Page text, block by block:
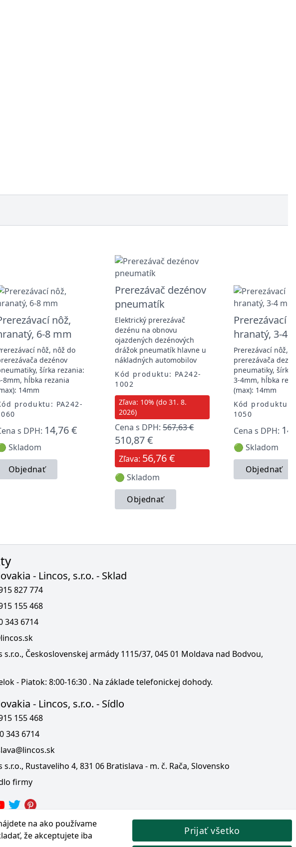
nôž,
6-8 mm
nôž, nôž do
dezénov
šírka rezania:
8mm, hĺbka rezania
14mm
produktu: PA242-
s DPH: 14,76 €
Skladom
Objednať
Prerezávač dezénov
pneumatík
Elektrický prerezávač
dezénu na obnovu
ojazdených dezénových
drážok pneumatík hlavne u
nákladných automobilov
Kód produktu: PA242-
1002
Zľava: 10% (do 31. 8.
2026)
Cena s DPH:567,63 €
510,87 €
Zľava: 56,76 €
🟢 Skladom
Objednať
Prerezávací
hranatý, 3-4
Prerezávací nôž,
prerezávača
pneumatiky, šírka
3-4mm, hĺbka
(max): 14mm
Kód produktu:
1050
Cena s DPH:
🟢 Skladom
Objednať
na ako používame
že akceptujete iba
Prijať všetko
- Lincos, s.r.o. - Sklad
827 774
155 468
343 6714
s.r.o., Československej armády 1115/37, 045 01 Moldava nad Bodvou,
- Piatok: 8:00-16:30 . Na základe telefonickej dohody.
- Lincos, s.r.o. - Sídlo
155 468
343 6714
s.r.o., Rustaveliho 4, 831 06 Bratislava - m. č. Rača, Slovensko
firmy